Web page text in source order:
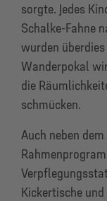
sorgte. Jedes
Schalke-Fahne
wurden
Wanderpokal
die
schmücken.
Auch neben
Kickertische